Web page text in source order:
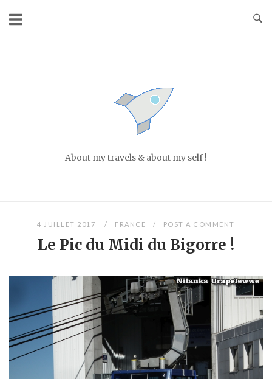
About my travels & about my self !
4 JUILLET 2017 FRANCE POST A COMMENT
Le Pic du Midi du Bigorre !